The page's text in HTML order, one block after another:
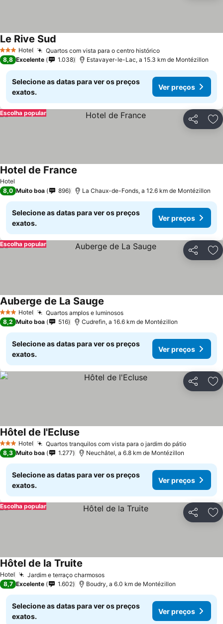
3 EstrelasHotel Quartos com vista para o centro histórico
Le Rive Sud
8,8 Excelente 1.038 Estavayer-le-Lac, a 15.3 km de Montézillon
Selecione as datas para ver os preços
exatos.
Ver preços
Partilhar
Escolha popular
Hotel
Hotel de France
8,0 Muito boa 896 La Chaux-de-Fonds, a 12.6 km de Montézillon
Selecione as datas para ver os preços
exatos.
Ver preços
Partilhar
Escolha popular
3 EstrelasHotel Quartos amplos e luminosos
Auberge de La Sauge
8,2 Muito boa 516 Cudrefin, a 16.6 km de Montézillon
Selecione as datas para ver os preços
exatos.
Ver preços
Partilhar
3 EstrelasHotel Quartos tranquilos com vista para o jardim do pátio
Hôtel de l'Ecluse
8,3 Muito boa 1.277 Neuchâtel, a 6.8 km de Montézillon
Selecione as datas para ver os preços
exatos.
Ver preços
Partilhar
Escolha popular
Hotel Jardim e terraço charmosos
Hôtel de la Truite
8,7 Excelente 1.602 Boudry, a 6.0 km de Montézillon
Selecione as datas para ver os preços
exatos.
Ver preços